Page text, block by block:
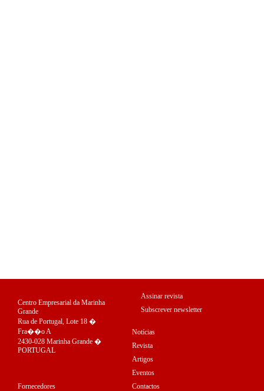
Centro Empresarial da Marinha
Grande
Rua de Portugal, Lote 18 �
Fra��o A
2430-028 Marinha Grande �
PORTUGAL
Assinar revista
Subscrever newsletter
Notícias
Revista
Artigos
Eventos
Fornecedores
Contactos